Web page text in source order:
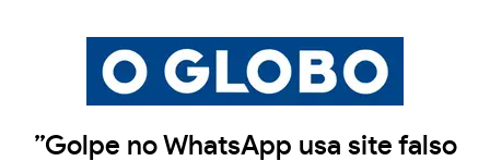
”Golpe no WhatsApp usa site falso